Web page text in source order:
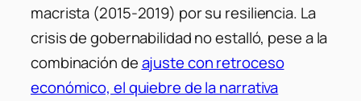
macrista (2015-2019) por su resiliencia. La
crisis de gobernabilidad no estalló, pese a la
combinación deajuste con retroceso
económico, el quiebre de la narrativa